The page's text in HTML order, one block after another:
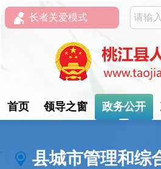
长者关爱模式
首页 领导之窗 政务公开
县城市管理和综